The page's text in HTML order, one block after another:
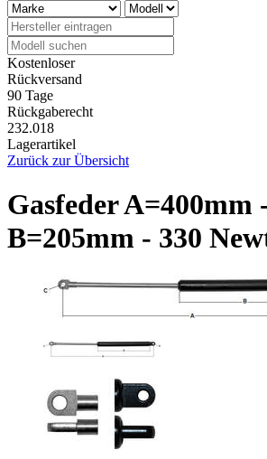
Kostenloser
Rückversand
90 Tage
Rückgaberecht
232.018
Lagerartikel
Zurück zur Übersicht
Gasfeder A=400mm
B=205mm - 330